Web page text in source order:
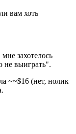
вам хоть
захотелось
не выиграть".
~~$16 (нет, нолик